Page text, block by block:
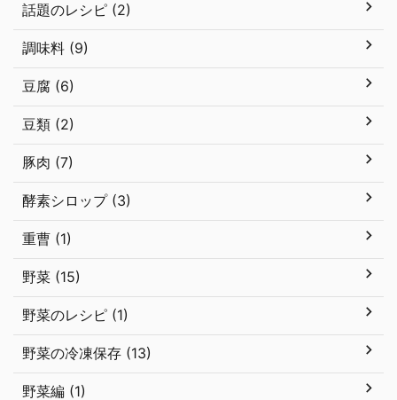
話題のレシピ (2)
調味料 (9)
豆腐 (6)
豆類 (2)
豚肉 (7)
酵素シロップ (3)
重曹 (1)
野菜 (15)
野菜のレシピ (1)
野菜の冷凍保存 (13)
野菜編 (1)